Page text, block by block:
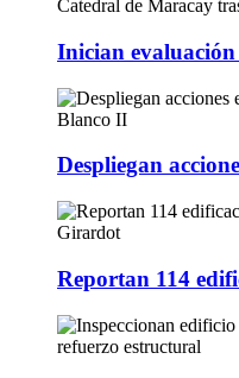
Inician
Despliegan
Reportan 114